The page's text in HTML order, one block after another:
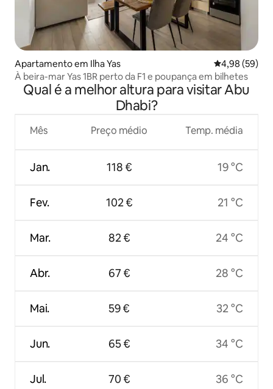
Apartamento em Ilha Yas Classificação
4,98 (59)
À beira-mar Yas 1BR perto da F1 e poupança em bilhetes
Qual é a melhor altura para visitar Abu
Dhabi?
Mês
Jan.
Fev.
Mar.
Abr.
Mai.
Jun.
Jul.
Preço médio
118 €
102 €
82 €
67 €
59 €
65 €
70 €
Temp. média
19 °C
21 °C
24 °C
28 °C
32 °C
34 °C
36 °C